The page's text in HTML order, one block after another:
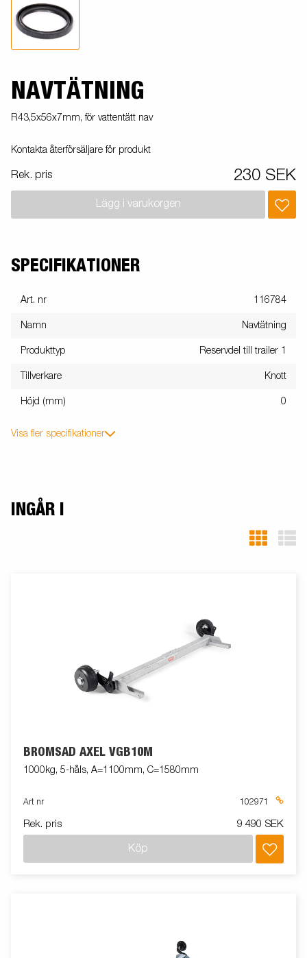
NAVTÄTNING
R43,5x56x7mm, för vattentätt nav
Kontakta återförsäljare för produkt
Rek. pris 230 SEK
Lägg i varukorgen
SPECIFIKATIONER
Art. nr 116784
Namn Navtätning
Produkttyp Reservdel till trailer 1
Tillverkare Knott
Höjd (mm) 0
Visa fler specifikationer
INGÅR I
BROMSAD AXEL VGB10M
1000kg, 5-håls, A=1100mm, C=1580mm
Art nr 102971
Rek. pris 9 490 SEK
Köp